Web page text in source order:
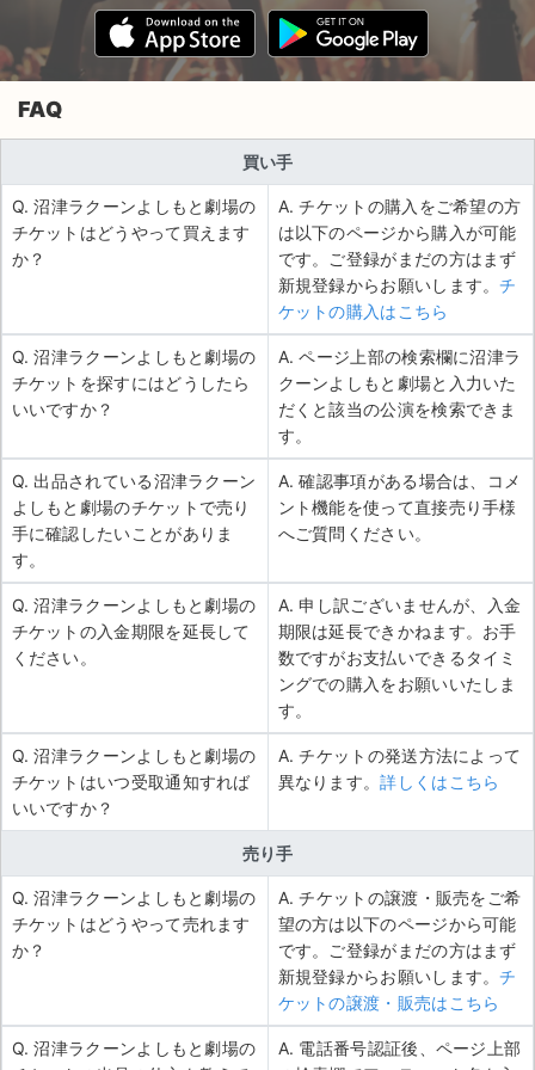
FAQ
買い手
Q. 沼津ラクーンよしもと劇場の
チケットはどうやって買えます
か？
A. チケットの購入をご希望の方
は以下のページから購入が可能
です。ご登録がまだの方はまず
新規登録からお願いします。チ
ケットの購入はこちら
Q. 沼津ラクーンよしもと劇場の
チケットを探すにはどうしたら
いいですか？
A. ページ上部の検索欄に沼津ラ
クーンよしもと劇場と入力いた
だくと該当の公演を検索できま
す。
Q. 出品されている沼津ラクーン
よしもと劇場のチケットで売り
手に確認したいことがありま
す。
A. 確認事項がある場合は、コメ
ント機能を使って直接売り手様
へご質問ください。
Q. 沼津ラクーンよしもと劇場の
チケットの入金期限を延長して
ください。
A. 申し訳ございませんが、入金
期限は延長できかねます。お手
数ですがお支払いできるタイミ
ングでの購入をお願いいたしま
す。
Q. 沼津ラクーンよしもと劇場の
チケットはいつ受取通知すれば
いいですか？
A. チケットの発送方法によって
異なります。詳しくはこちら
売り手
Q. 沼津ラクーンよしもと劇場の
チケットはどうやって売れます
か？
A. チケットの譲渡・販売をご希
望の方は以下のページから可能
です。ご登録がまだの方はまず
新規登録からお願いします。チ
ケットの譲渡・販売はこちら
Q. 沼津ラクーンよしもと劇場の
A. 電話番号認証後、ページ上部